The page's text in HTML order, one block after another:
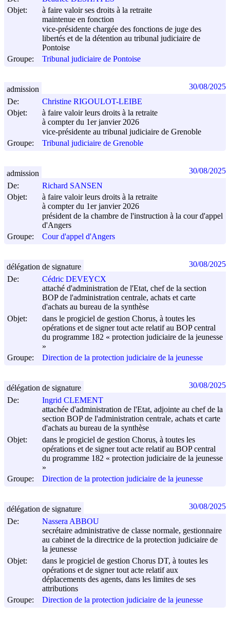
Objet:
à faire valoir ses droits à la retraite
maintenue en fonction
vice-présidente chargée des fonctions de juge des
libertés et de la détention au tribunal judiciaire de
Pontoise
Groupe:
Tribunal judiciaire de Pontoise
De:
Christine RIGOULOT-LEIBE
Objet:
à faire valoir leurs droits à la retraite
à compter du 1er janvier 2026
vice-présidente au tribunal judiciaire de Grenoble
Groupe:
Tribunal judiciaire de Grenoble
admission 30/08/2025
De:
Richard SANSEN
Objet:
à faire valoir leurs droits à la retraite
à compter du 1er janvier 2026
président de la chambre de l'instruction à la cour d'appel
d'Angers
Groupe:
Cour d'appel d'Angers
admission 30/08/2025
De:
Cédric DEVEYCX
attaché d'administration de l'Etat, chef de la section
BOP de l'administration centrale, achats et carte
d'achats au bureau de la synthèse
Objet:
dans le progiciel de gestion Chorus, à toutes les
opérations et de signer tout acte relatif au BOP central
du programme 182 « protection judiciaire de la jeunesse
»
Groupe:
Direction de la protection judiciaire de la jeunesse
délégation de signature 30/08/2025
De:
Ingrid CLEMENT
attachée d'administration de l'Etat, adjointe au chef de la
section BOP de l'administration centrale, achats et carte
d'achats au bureau de la synthèse
Objet:
dans le progiciel de gestion Chorus, à toutes les
opérations et de signer tout acte relatif au BOP central
du programme 182 « protection judiciaire de la jeunesse
»
Groupe:
Direction de la protection judiciaire de la jeunesse
délégation de signature 30/08/2025
De:
Nassera ABBOU
secrétaire administrative de classe normale, gestionnaire
au cabinet de la directrice de la protection judiciaire de
la jeunesse
Objet:
dans le progiciel de gestion Chorus DT, à toutes les
opérations et de signer tout acte relatif aux
déplacements des agents, dans les limites de ses
attributions
Groupe:
Direction de la protection judiciaire de la jeunesse
délégation de signature 30/08/2025